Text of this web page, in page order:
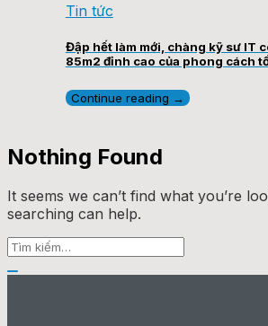
Tin tức
Đập hết làm mới, chàng kỹ sư IT
85m2 đỉnh cao của phong cách
Continue reading →
Nothing Found
It seems we can’t find what you’re
searching can help.